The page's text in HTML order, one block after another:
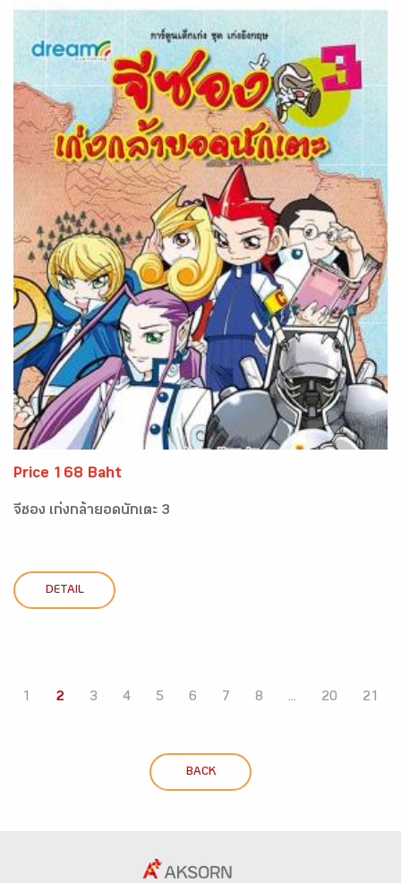
Price 168 Baht
จีซอง เก่งกล้ายอดนักเตะ 3
DETAIL
1 2 3 4 5 6 7 8 ... 20 21
BACK